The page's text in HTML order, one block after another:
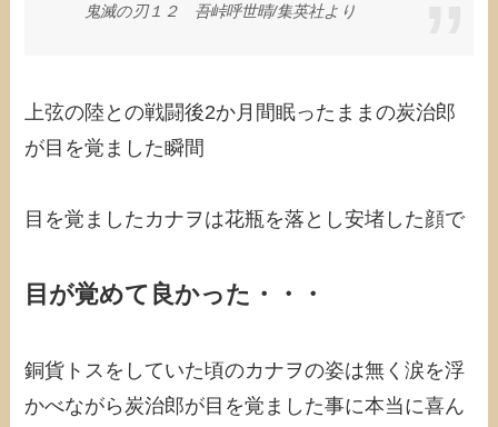
鬼滅の刃１２ 吾峠呼世晴/集英社より
上弦の陸との戦闘後2か月間眠ったままの炭治郎
が目を覚ました瞬間
目を覚ましたカナヲは花瓶を落とし安堵した顔で
目が覚めて良かった・・・
銅貨トスをしていた頃のカナヲの姿は無く涙を浮
かべながら炭治郎が目を覚ました事に本当に喜ん